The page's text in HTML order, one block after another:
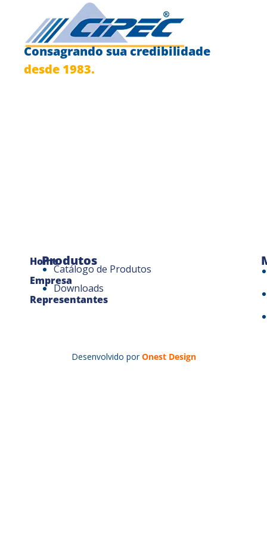
Consagrando sua credibilidade
desde 1983.
Home
Empresa
Representantes
Produtos
Catálogo de Produtos
Downloads
Desenvolvido por Onest Design